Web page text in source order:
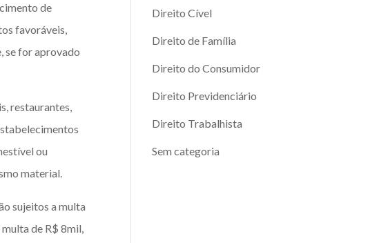
de
favoráveis,
se for aprovado
restaurantes,
ou
material.
sujeitos a multa
de R$ 8mil,
Direito Cível
Direito de Família
Direito do Consumidor
Direito Previdenciário
Direito Trabalhista
Sem categoria